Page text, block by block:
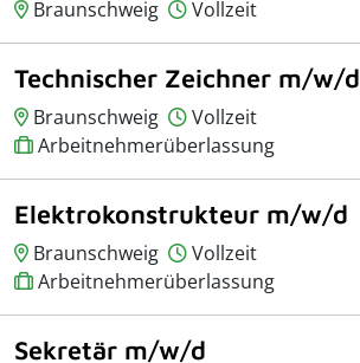
Braunschweig Vollzeit
Technischer Zeichner m/w/d
Braunschweig
Vollzeit
Arbeitnehmerüberlassung
Elektrokonstrukteur m/w/d
Braunschweig
Vollzeit
Arbeitnehmerüberlassung
Sekretär m/w/d